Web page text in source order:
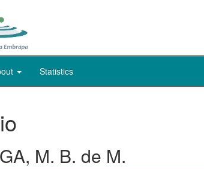
Statistics
M. B. de M.